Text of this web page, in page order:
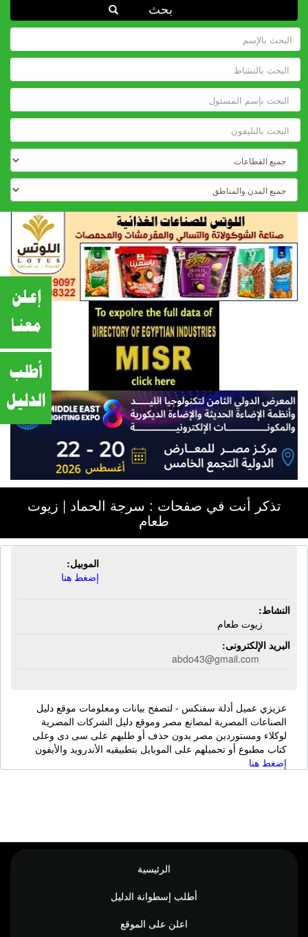
تذكر أنت في صفحات : سرجة الحماد | زيوت
طعام
الموبيل:
إضغط هنا
النشاط:
زيوت طعام
البريد الإلكترونى:
abdo43@gmail.com
عزيزي عميل أدلة سفنكس - لتصفح بيانات ومعلومات موقع دليل
الصناعات المصرية لمصانع مصر وموقع دليل الشركات المصرية
لوكلاء ومستوردين مصر بدون حذف أو طلبهم على سى دى وعلى
كتاب مطبوع أو تحميلهم على الموبايل بتطبيقيه الأندرويد والأيفون
إضغط هنا
الرئيسية
أطلب إسطوانة الدليل
اعلن على الموقع